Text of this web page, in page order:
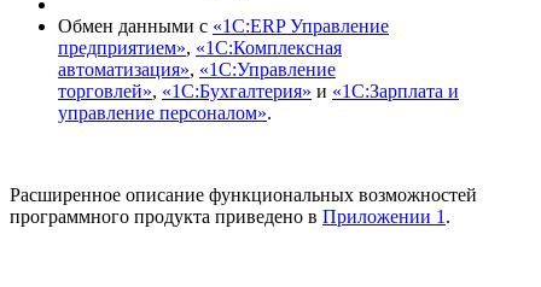
Обмен данными с «1C:ERP Управление
предприятием», «1С:Комплексная
автоматизация», «1C:Управление
торговлей», «1С:Бухгалтерия» и «1С:Зарплата и
управление персоналом».
Расширенное описание функциональных возможностей
программного продукта приведено в Приложении 1 .